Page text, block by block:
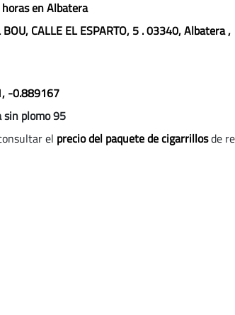
en Albatera
CALLE EL ESPARTO, 5 . 03340, Albatera,
-0.889167
sin plomo 95
el precio del paquete de cigarrillosde